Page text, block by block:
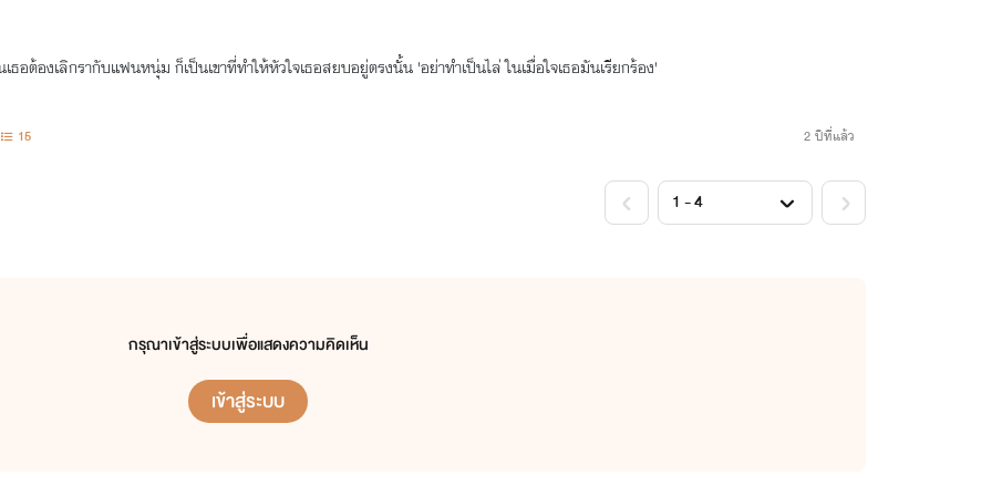
เธอต้องเลิกรากับแฟนหนุ่ม ก็เป็นเขาที่ทำให้หัวใจเธอสยบอยู่ตรงนั้น 'อย่าทำเป็นไล่ ในเมื่อใจเธอมันเรียกร้อง'
15 2 ปีที่แล้ว
กรุณาเข้าสู่ระบบเพื่อแสดงความคิดเห็น
เข้าสู่ระบบ